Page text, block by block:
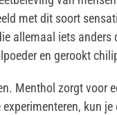
met dit soort
allemaal iets anders
en gerookt
Menthol zorgt voor
kun